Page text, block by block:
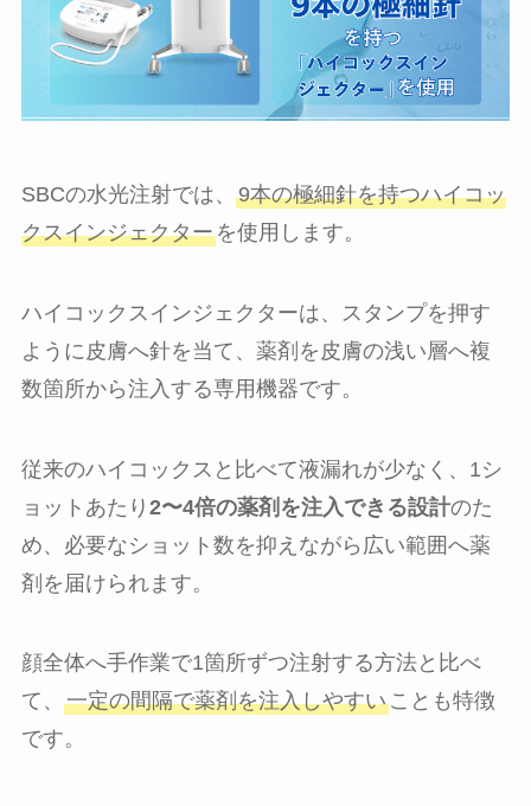
SBCの水光注射では、 9本の極細針を持つハイコッ
クスインジェクターを使用します。
ハイコックスインジェクターは、スタンプを押す
ように皮膚へ針を当て、薬剤を皮膚の浅い層へ複
数箇所から注入する専用機器です。
従来のハイコックスと比べて液漏れが少なく、1シ
ョットあたり 2〜4倍の薬剤を注入できる設計のた
め、必要なショット数を抑えながら広い範囲へ薬
剤を届けられます。
顔全体へ手作業で1箇所ずつ注射する方法と比べ
て、 一定の間隔で薬剤を注入しやすいことも特徴
です。